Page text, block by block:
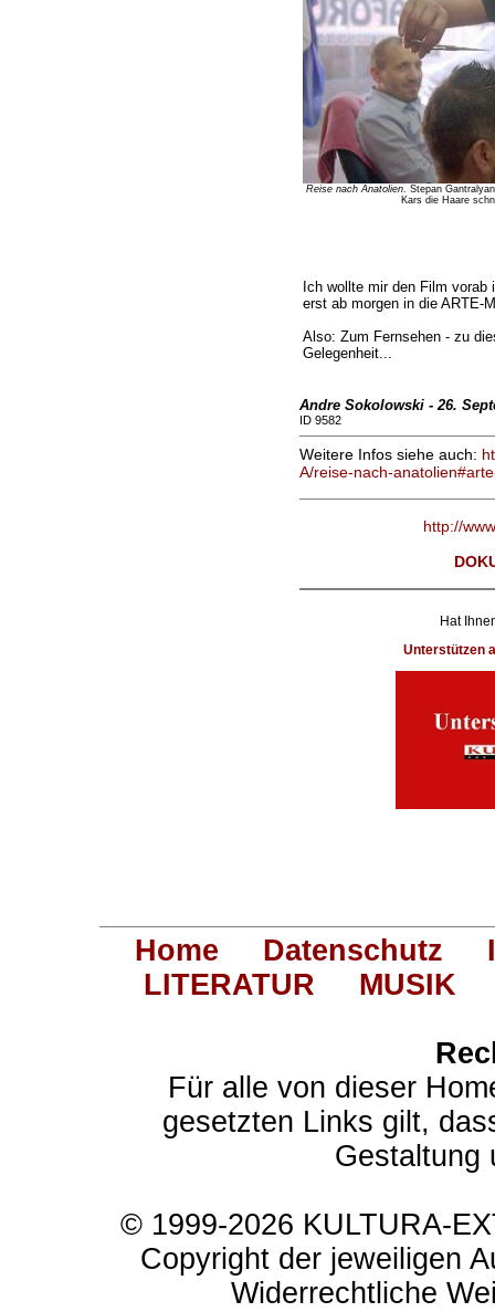
Reise nach Anatolien. Stepan
Kars die Haare
Ich wollte mir den Film
erst ab morgen in die ARTE-
Also: Zum Fernsehen - zu
Gelegenheit...
Andre Sokolowski - 26.
ID 9582
Weitere Infos siehe auch:
A/reise-nach-
http://
Hat
Unterstützen
Home Datenschutz
LITERATUR
MUSIK
Für alle von dieser
gesetzten Links gilt,
Gestaltung
© 1999-2026 KULTURA-
Copyright der jeweiligen
Widerrechtliche